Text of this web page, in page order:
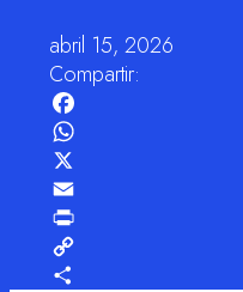
abril 15, 2026
Compartir:
Facebook
WhatsApp
X
Email
Print
Copy